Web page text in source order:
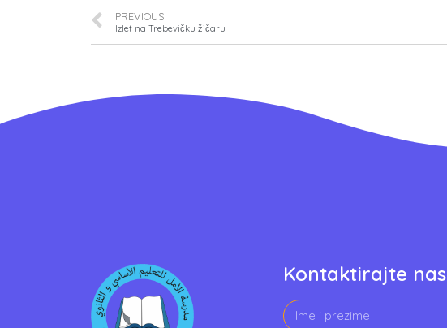
PREVIOUS
Izlet na Trebevičku žičaru
Kontaktirajte nas